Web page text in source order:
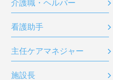
介護職・ヘルパー
看護助手
主任ケアマネジャー
施設長